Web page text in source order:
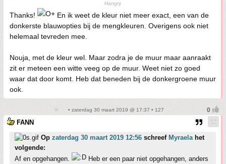
Hangry
Thanks!
En ik weet de kleur niet meer exact, een van de
donkerste blauwopties bij de mengkleuren. Overigens ook niet
helemaal tevreden mee.
Nouja, met de kleur wel. Maar zodra je de muur maar aanraakt
zit er meteen een witte veeg op de muur. Weet niet zo goed
waar dat door komt. Heb dat beneden bij de donkergroene muur
ook.
• zaterdag 30 maart 2019 @ 17:37 • 127
FANN
Op zaterdag 30 maart 2019 12:56 schreef Myraelahet
volgende:
Af en opgehangen.
Heb er een paar niet opgehangen, anders